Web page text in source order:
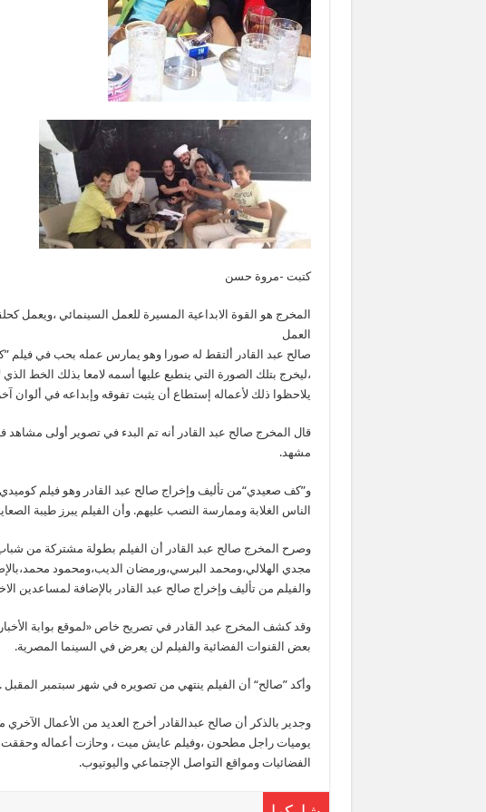
كتبت -مروة حسن
المخرج هو القوة الابداعية المسيرة للعمل السينمائي ،ويعمل
العمل
صالح عبد القادر ألتقط له صورا وهو يمارس عمله بحب في فيلم
،ليخرج بتلك الصورة التي ينطبع عليها أسمه لامعا بذلك الخط
يلاحظوا ذلك لأعماله إستطاع أن يثبت تفوقه وإبداعه في ألوان
مشهد.
و”كف صعيدي“من تأليف وإخراج صالح عبد القادر وهو فيلم
الناس الغلابة وممارسة النصب عليهم. وأن الفيلم يبرز طيبة
وصرح المخرج صالح عبد القادر أن الفيلم بطولة مشتركة من
مجدي الهلالي،ومحمد البرسي،ورمضان الديب،ومحمود
والفيلم من تأليف وإخراج صالح عبد القادر بالإضافة لمساعدين
وقد كشف المخرج عبد القادر في تصريح خاص «لموقع بوابة
بعض القنوات الفضائية والفيلم لن يعرض في السينما المصرية.
وأكد ”صالح“ أن الفيلم ينتهي من تصويره في شهر سبتمبر المقبل .
وجدير بالذكر أن صالح عبدالقادر أخرج العديد من الأعمال
يوميات راجل مطحون ،وفيلم عايش ميت ، وحازت أعماله وحققت
الفضائيات ومواقع التواصل الإجتماعي واليوتيوب.